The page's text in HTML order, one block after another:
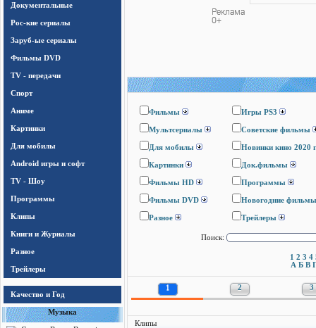
Документальные
Рос-кие сериалы
Заруб-ые сериалы
Фильмы DVD
TV - передачи
Спорт
Аниме
Картинки
Для мобилы
Android игры и софт
TV - Шоу
Программы
Клипы
Книги и Журналы
Разное
Трейлеры
Качество и Год
Музыка
Фильмы Игры PS3
Мультсериалы Cоветские фильмы
Для мобилы Новинки кино 2020
Картинки Док.фильмы
Фильмы HD Программы
Фильмы DVD Новогодние фильмы
Разное Трейлеры
Поиск:
1 2 3 4
А Б В
1 2 3
Клипы